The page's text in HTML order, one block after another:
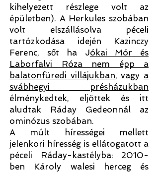
kihelyezett részlege volt az
épületben). A Herkules szobában
volt elszállásolva péceli
tartózkodása idején Kazinczy
Ferenc, sőt ha Jókai Mór és
Laborfalvi Róza nem épp a
balatonfüredi villájukban, vagy a
svábhegyi présházukban
élménykedtek, eljöttek és itt
aludtak Ráday Gedeonnál az
ominózus szobában.
A múlt hírességei mellett
jelenkori híresség is ellátogatott a
péceli Ráday-kastélyba: 2010-
ben Károly walesi herceg és